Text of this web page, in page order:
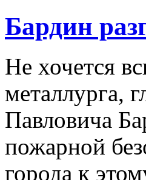
Бардин
Не хочется
металлурга,
Павловича
пожарной
города к